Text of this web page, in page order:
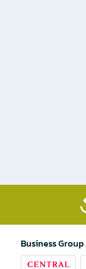
Business Group